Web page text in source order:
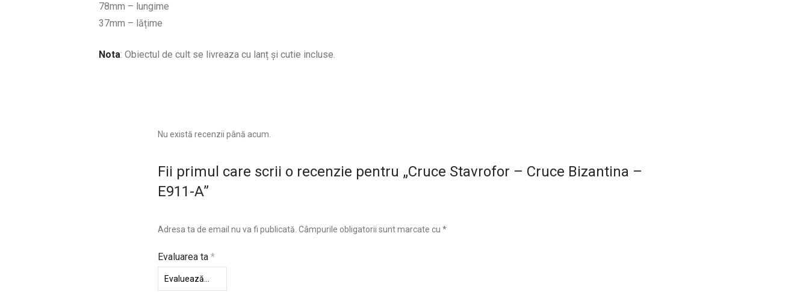
78mm – lungime
37mm – lățime
Nota: Obiectul de cult se livreaza cu lanț şi cutie incluse.
Nu există recenzii până acum.
Fii primul care scrii o recenzie pentru „Cruce Stavrofor – Cruce Bizantina –
E911-A”
Adresa ta de email nu va fi publicată. Câmpurile obligatorii sunt marcate cu *
Evaluarea ta *